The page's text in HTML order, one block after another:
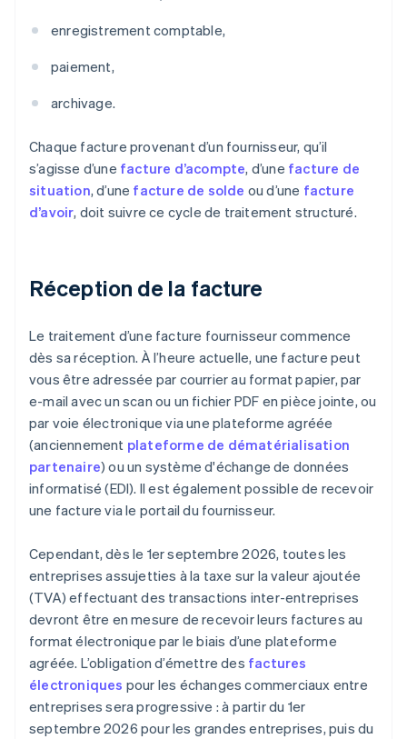
enregistrement comptable,
paiement,
archivage.
Chaque facture provenant d’un fournisseur, qu’il
s’agisse d’une facture d’acompte, d’une facture de
situation, d’une facture de solde ou d’une facture
d’avoir, doit suivre ce cycle de traitement structuré.
Réception de la facture
Le traitement d’une facture fournisseur commence
dès sa réception. À l’heure actuelle, une facture peut
vous être adressée par courrier au format papier, par
e-mail avec un scan ou un fichier PDF en pièce jointe, ou
par voie électronique via une plateforme agréée
(anciennement plateforme de dématérialisation
partenaire) ou un système d'échange de données
informatisé (EDI). Il est également possible de recevoir
une facture via le portail du fournisseur.
Cependant, dès le 1er septembre 2026, toutes les
entreprises assujetties à la taxe sur la valeur ajoutée
(TVA) effectuant des transactions inter-entreprises
devront être en mesure de recevoir leurs factures au
format électronique par le biais d’une plateforme
agréée. L’obligation d’émettre des factures
électroniques pour les échanges commerciaux entre
entreprises sera progressive : à partir du 1er
septembre 2026 pour les grandes entreprises, puis du